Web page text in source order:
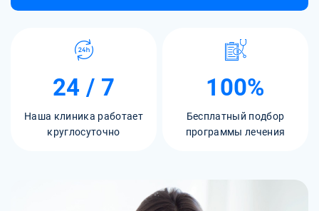
24 / 7
Наша клиника работает
круглосуточно
100%
Бесплатный подбор
программы лечения